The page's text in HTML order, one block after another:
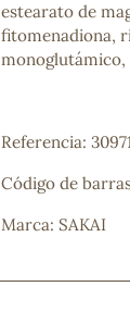
estearato de
fitomenadiona,
monoglutámico,
Referencia:
Código de
Marca: SAKAI